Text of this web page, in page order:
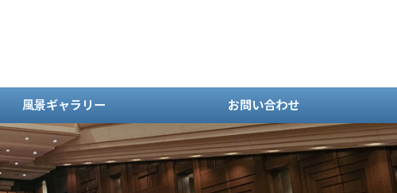
風景ギャラリー お問い合わせ